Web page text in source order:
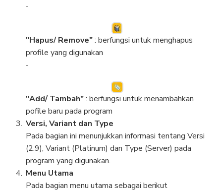
-
"Hapus/ Remove": berfungsi untuk menghapus
profile yang digunakan
-
"Add/ Tambah": berfungsi untuk menambahkan
pofile baru pada program
Versi, Variant dan Type
Pada bagian ini menunjukkan informasi tentang Versi
(2.9), Variant (Platinum) dan Type (Server) pada
program yang digunakan.
Menu Utama
Pada bagian menu utama sebagai berikut